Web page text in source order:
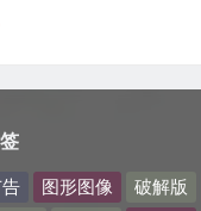
图形图像 破解版